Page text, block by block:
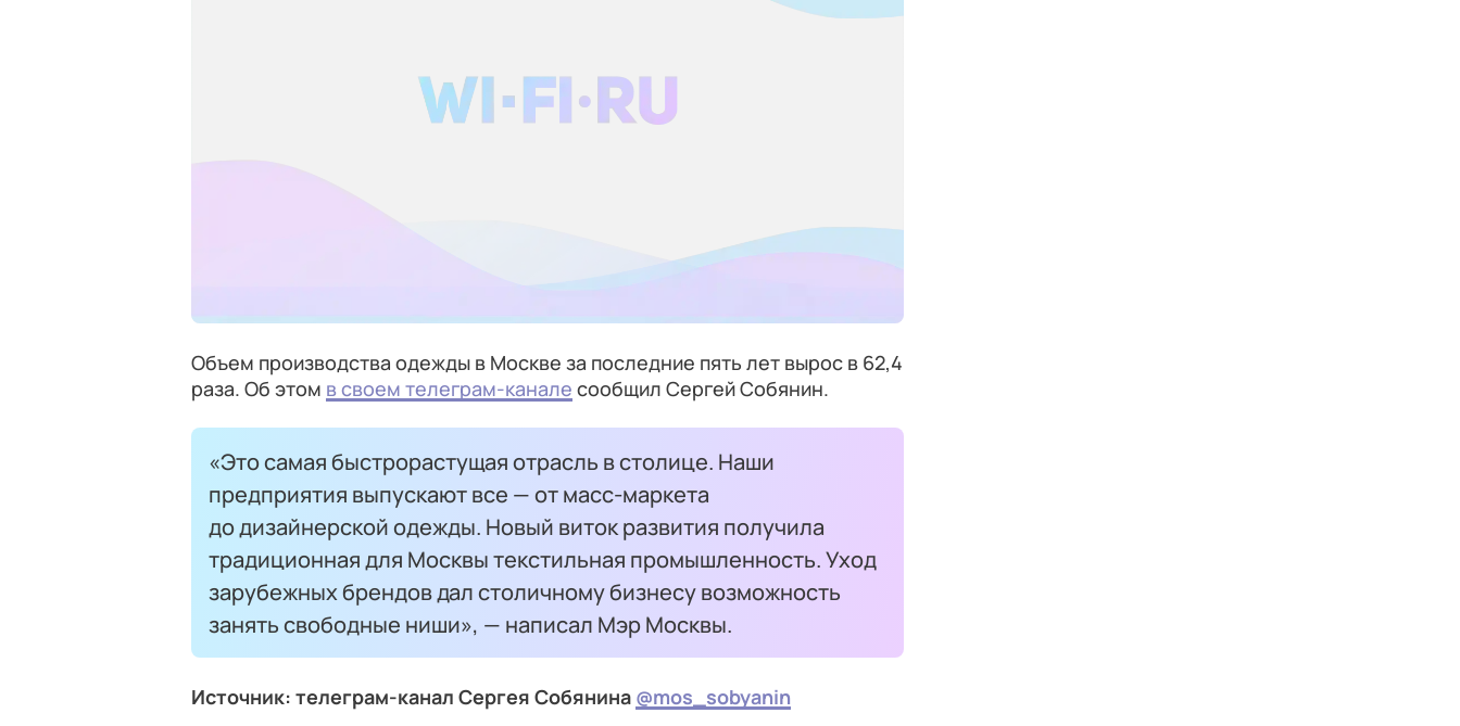
Объем производства одежды в Москве за последние пять лет вырос в 62,4
раза. Об этом в своем телеграм-канале сообщил Сергей Собянин.
«Это самая быстрорастущая отрасль в столице. Наши
предприятия выпускают все — от масс-маркета
до дизайнерской одежды. Новый виток развития получила
традиционная для Москвы текстильная промышленность. Уход
зарубежных брендов дал столичному бизнесу возможность
занять свободные ниши», — написал Мэр Москвы.
Источник: телеграм-канал Сергея Собянина @mos_sobyanin